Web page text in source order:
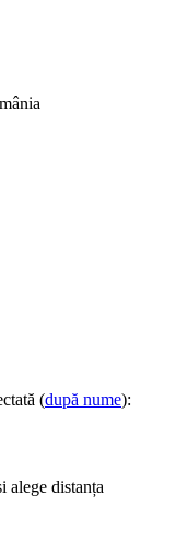
(după nume):
alege distanța